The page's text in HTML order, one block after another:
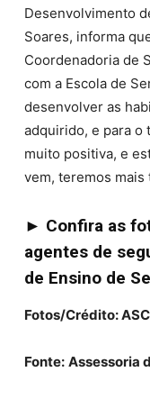
Desenvolvimento
Soares, informa
Coordenadoria de
com a Escola de
desenvolver as
adquirido, e para o
muito positiva, e
vem, teremos mais
► Confira as
agentes de
de Ensino de
Fotos/Crédito:
Fonte: Assessoria